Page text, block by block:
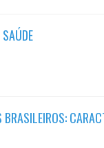
BRASILEIROS: